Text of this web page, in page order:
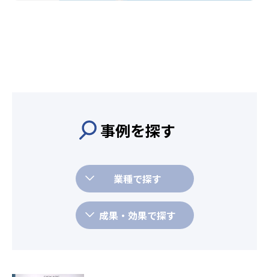
事例を探す
業種で探す
成果・効果で探す